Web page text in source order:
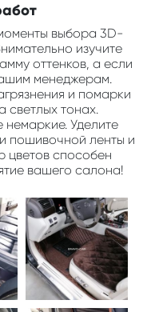
выбора 3D-
изучите
оттенков, а если
менеджерам.
и помарки
светлых тонах.
немаркие. Уделите
пошивочной ленты и
цветов способен
вашего салона!